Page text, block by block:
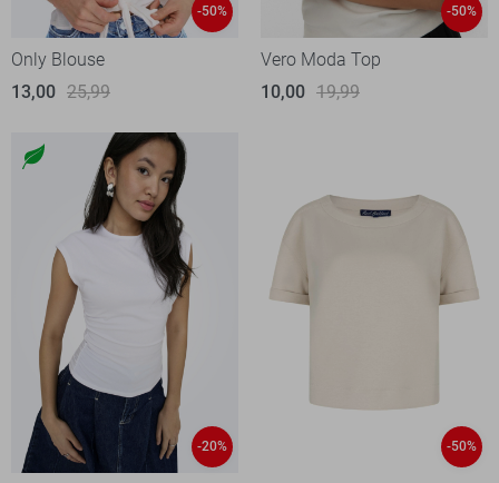
-50%
Only Blouse
13,00 25,99
-50%
Vero Moda Top
10,00 19,99
-20% -50%